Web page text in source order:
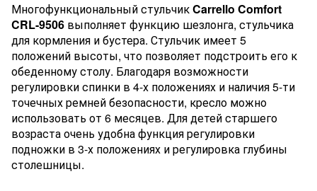
Многофункциональный стульчикCarrello Comfort
CRL-9506 выполняет функцию шезлонга, стульчика
для кормления и бустера. Стульчик имеет 5
положений высоты, что позволяет подстроить его к
обеденному столу. Благодаря возможности
регулировки спинки в 4-х положениях и наличия 5-ти
точечных ремней безопасности, кресло можно
использовать от 6 месяцев. Для детей старшего
возраста очень удобна функция регулировки
подножки в 3-х положениях и регулировка глубины
столешницы.